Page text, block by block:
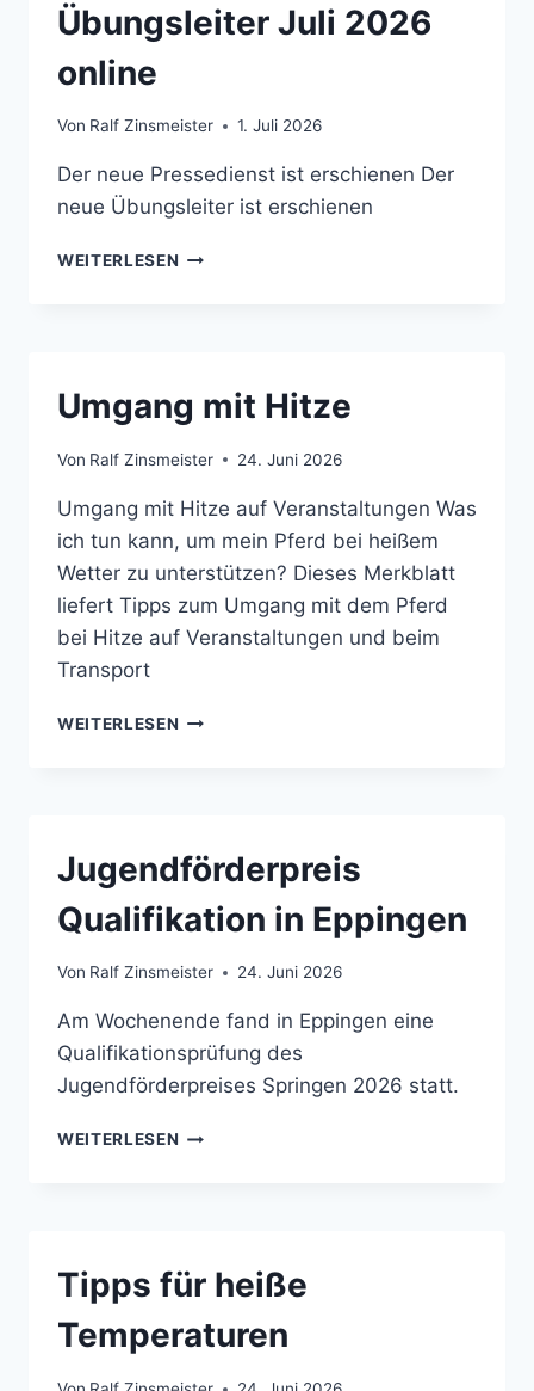
Übungsleiter Juli 2026
online
Von Ralf Zinsmeister 1. Juli 2026
Der neue Pressedienst ist erschienen Der
neue Übungsleiter ist erschienen
WEITERLESEN PRESSEDIENST
Umgang mit Hitze
Von Ralf Zinsmeister 24. Juni 2026
Umgang mit Hitze auf Veranstaltungen Was
ich tun kann, um mein Pferd bei heißem
Wetter zu unterstützen? Dieses Merkblatt
liefert Tipps zum Umgang mit dem Pferd
bei Hitze auf Veranstaltungen und beim
Transport
WEITERLESEN UMGANG
Jugendförderpreis
Qualifikation in Eppingen
Von Ralf Zinsmeister 24. Juni 2026
Am Wochenende fand in Eppingen eine
Qualifikationsprüfung des
Jugendförderpreises Springen 2026 statt.
WEITERLESEN JUGENDFÖRDERPREIS
Tipps für heiße
Temperaturen